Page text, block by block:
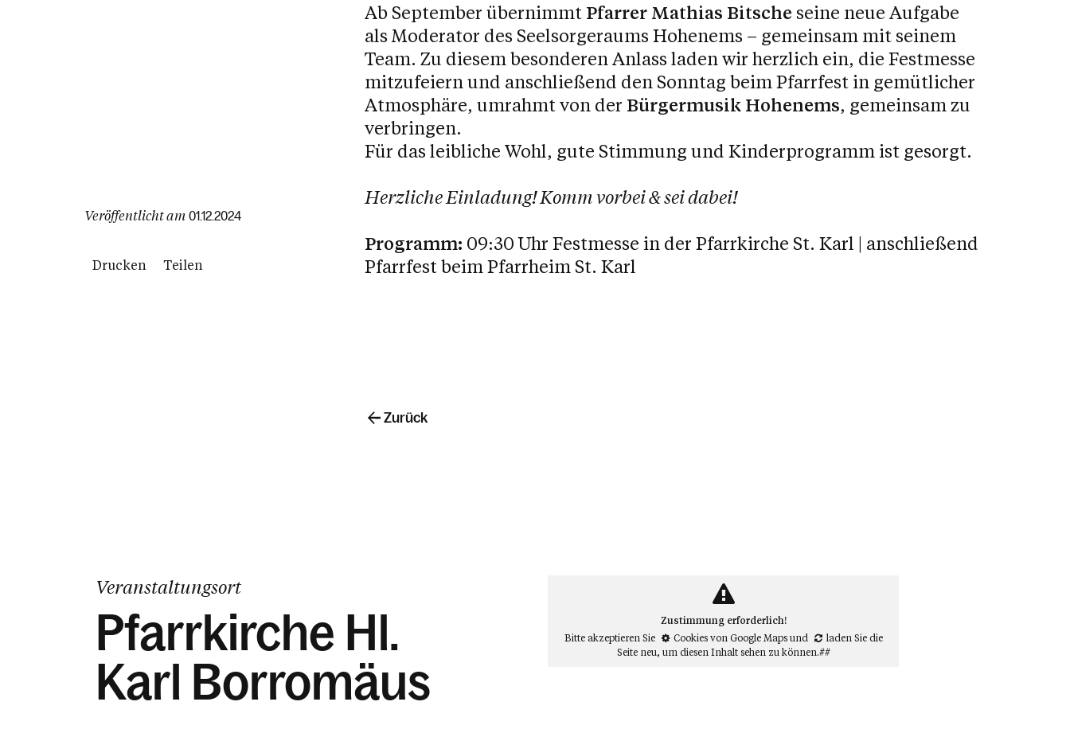
Veröffentlicht am 01.12.2024
Drucken Teilen
Ab September übernimmt Pfarrer Mathias Bitsche seine neue Aufgabe
als Moderator des Seelsorgeraums Hohenems – gemeinsam mit seinem
Team. Zu diesem besonderen Anlass laden wir herzlich ein, die Festmesse
mitzufeiern und anschließend den Sonntag beim Pfarrfest in gemütlicher
Atmosphäre, umrahmt von der Bürgermusik Hohenems, gemeinsam zu
verbringen.
Für das leibliche Wohl, gute Stimmung und Kinderprogramm ist gesorgt.
Herzliche Einladung! Komm vorbei & sei dabei!
Programm: 09:30 Uhr Festmesse in der Pfarrkirche St. Karl | anschließend
Pfarrfest beim Pfarrheim St. Karl
Zurück
Veranstaltungsort
Pfarrkirche Hl.
Karl Borromäus
Zustimmung erforderlich!
Bitte akzeptieren Sie
Cookies von Google Mapsund
laden Sie die
Seite neu, um diesen Inhalt sehen zu können.##